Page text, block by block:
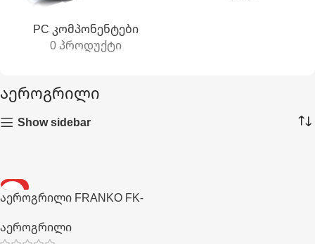
PC Კომპონენტები
0 პროდუქტი
აეროგრილი
Show sidebar
HOT
აეროგრილი FRANKO FK-
აეროგრილი